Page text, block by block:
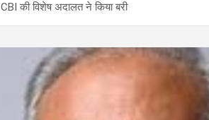
की विशेष अदालत ने किया बरी